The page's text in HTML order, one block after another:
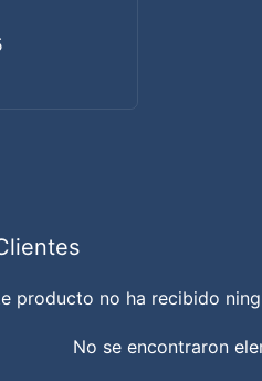
producto no ha recibido
No se encontraron